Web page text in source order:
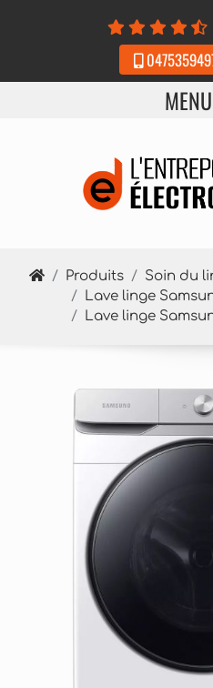
MENU
Produits Soin du
Lave linge
Lave linge